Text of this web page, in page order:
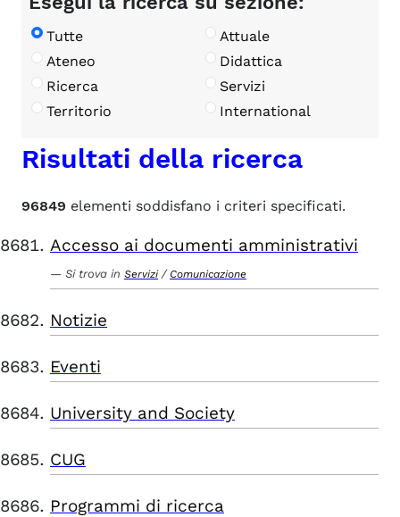
Tutte
Attuale
Ateneo
Didattica
Ricerca
Servizi
Territorio
International
Risultati della ricerca
96849 elementi soddisfano i criteri specificati.
Accesso ai documenti amministrativi
Si trova in Servizi / Comunicazione
Notizie
Eventi
University and Society
CUG
Programmi di ricerca